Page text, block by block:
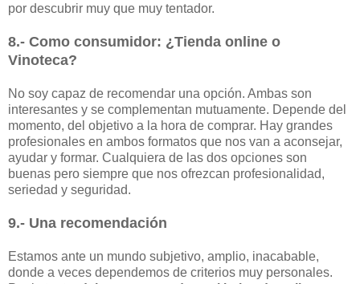
por descubrir muy que muy tentador.
8.- Como consumidor: ¿Tienda online o
Vinoteca?
No soy capaz de recomendar una opción. Ambas son
interesantes y se complementan mutuamente. Depende del
momento, del objetivo a la hora de comprar. Hay grandes
profesionales en ambos formatos que nos van a aconsejar,
ayudar y formar. Cualquiera de las dos opciones son
buenas pero siempre que nos ofrezcan profesionalidad,
seriedad y seguridad.
9.- Una recomendación
Estamos ante un mundo subjetivo, amplio, inacabable,
donde a veces dependemos de criterios muy personales.